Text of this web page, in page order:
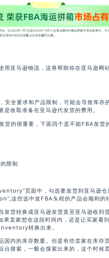
用亚马逊物流，这将帮助你在亚马逊网
安全要求和产品限制，可能会导致库存
收取准备在亚马逊代发货的费用。
货的很重要，下面四个是不能FBA发货
限制
页面中，勾选要发货到亚马逊仓
这些选中发FBA头程的产品会顺利的
发货转换成亚马逊发货直至亚马逊收到
卖家想在这段时间内，还是让买家看
转换出来。
国内的库存数量。但是有些卖家在库存
搜索，一般会搜索出来的，这个时候